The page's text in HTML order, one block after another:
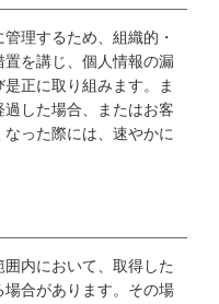
理するため、組織的・
置を講じ、個人情報の漏
正に取り組みます。ま
した場合、またはお客
った際には、速やかに
内において、取得した
合があります。その場